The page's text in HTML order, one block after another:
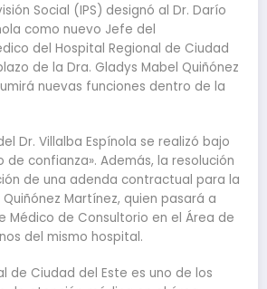
Social (IPS) designó al Dr. Darío
como nuevo Jefe del
del Hospital Regional de Ciudad
de la Dra. Gladys Mabel Quiñónez
nuevas funciones dentro de la
Dr. Villalba Espínola se realizó bajo
de confianza». Además, la resolución
de una adenda contractual para la
Martínez, quien pasará a
Médico de Consultorio en el Área de
del mismo hospital.
de Ciudad del Este es uno de los